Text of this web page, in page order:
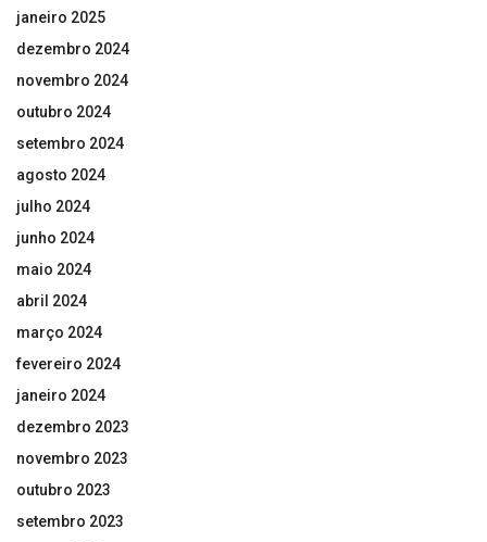
janeiro 2025
dezembro 2024
novembro 2024
outubro 2024
setembro 2024
agosto 2024
julho 2024
junho 2024
maio 2024
abril 2024
março 2024
fevereiro 2024
janeiro 2024
dezembro 2023
novembro 2023
outubro 2023
setembro 2023